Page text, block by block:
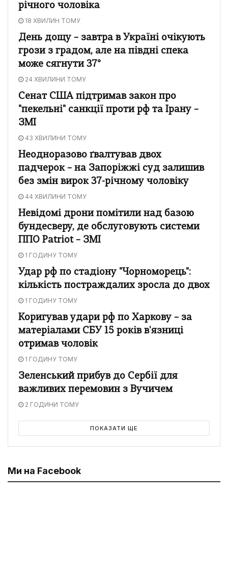
річного чоловіка
18 ХВИЛИН ТОМУ
День дощу – завтра в Україні очікують
грози з градом, але на півдні спека
може сягнути 37°
24 ХВИЛИНИ ТОМУ
Сенат США підтримав закон про
"пекельні" санкції проти рф та Ірану –
ЗМІ
43 ХВИЛИНИ ТОМУ
Неодноразово ґвалтував двох
падчерок – на Запоріжжі суд залишив
без змін вирок 37-річному чоловіку
44 ХВИЛИНИ ТОМУ
Невідомі дрони помітили над базою
бундесверу, де обслуговують системи
ППО Patriot – ЗМІ
1 ГОДИНУ ТОМУ
Удар рф по стадіону "Чорноморець":
кількість постраждалих зросла до двох
1 ГОДИНУ ТОМУ
Коригував удари рф по Харкову – за
матеріалами СБУ 15 років в'язниці
отримав чоловік
1 ГОДИНУ ТОМУ
Зеленський прибув до Сербії для
важливих перемовин з Вучичем
2 ГОДИНИ ТОМУ
ПОКАЗАТИ ЩЕ
Ми на Facebook